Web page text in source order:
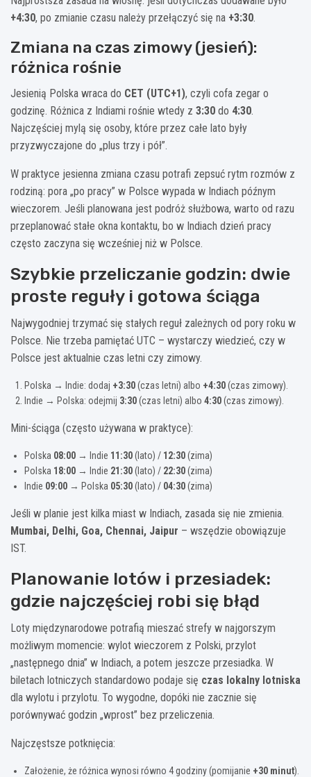
+4:30, po zmianie czasu należy przełączyć się na +3:30.
Zmiana na czas zimowy (jesień):
różnica rośnie
Jesienią Polska wraca do CET (UTC+1), czyli cofa zegar o
godzinę. Różnica z Indiami rośnie wtedy z 3:30 do 4:30.
Najczęściej mylą się osoby, które przez całe lato były
przyzwyczajone do „plus trzy i pół”.
W praktyce jesienna zmiana czasu potrafi zepsuć rytm rozmów z
rodziną: pora „po pracy” w Polsce wypada w Indiach późnym
wieczorem. Jeśli planowana jest podróż służbowa, warto od razu
przeplanować stałe okna kontaktu, bo w Indiach dzień pracy
często zaczyna się wcześniej niż w Polsce.
Szybkie przeliczanie godzin: dwie
proste reguły i gotowa ściąga
Najwygodniej trzymać się stałych reguł zależnych od pory roku w
Polsce. Nie trzeba pamiętać UTC – wystarczy wiedzieć, czy w
Polsce jest aktualnie czas letni czy zimowy.
Polska → Indie: dodaj +3:30(czas letni) albo +4:30(czas zimowy).
Indie → Polska: odejmij 3:30(czas letni) albo 4:30(czas zimowy).
Mini-ściąga (często używana w praktyce):
Polska 08:00 → Indie 11:30(lato) / 12:30(zima)
Polska 18:00 → Indie 21:30(lato) / 22:30(zima)
Indie 09:00 → Polska 05:30(lato) / 04:30(zima)
Jeśli w planie jest kilka miast w Indiach, zasada się nie zmienia.
Mumbai, Delhi, Goa, Chennai, Jaipur – wszędzie obowiązuje
IST.
Planowanie lotów i przesiadek:
gdzie najczęściej robi się błąd
Loty międzynarodowe potrafią mieszać strefy w najgorszym
możliwym momencie: wylot wieczorem z Polski, przylot
„następnego dnia” w Indiach, a potem jeszcze przesiadka. W
biletach lotniczych standardowo podaje się czas lokalny lotniska
dla wylotu i przylotu. To wygodne, dopóki nie zacznie się
porównywać godzin „wprost” bez przeliczenia.
Najczęstsze potknięcia:
Założenie, że różnica wynosi równo 4 godziny (pomijanie +30 minut).